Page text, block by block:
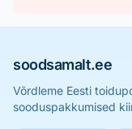
soodsamalt.ee
Võrdleme Eesti
sooduspakkumised